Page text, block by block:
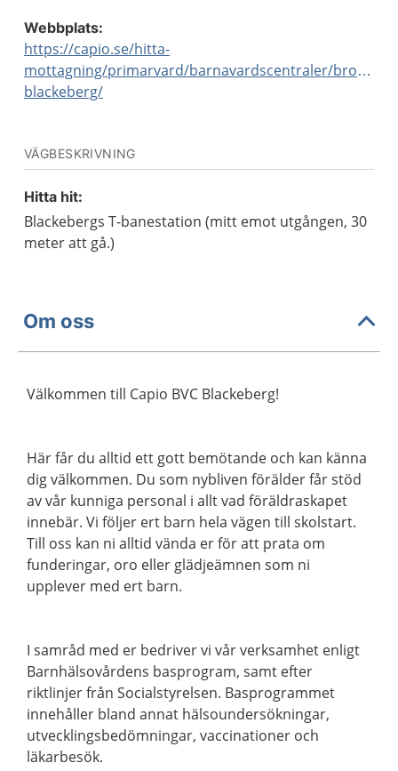
Webbplats:
https://capio.se/hitta-
mottagning/primarvard/barnavardscentraler/bromma-
blackeberg/
VÄGBESKRIVNING
Hitta hit:
Blackebergs T-banestation (mitt emot utgången, 30
meter att gå.)
Om oss
Välkommen till Capio BVC Blackeberg!
Här får du alltid ett gott bemötande och kan känna
dig välkommen. Du som nybliven förälder får stöd
av vår kunniga personal i allt vad föräldraskapet
innebär. Vi följer ert barn hela vägen till skolstart.
Till oss kan ni alltid vända er för att prata om
funderingar, oro eller glädjeämnen som ni
upplever med ert barn.
I samråd med er bedriver vi vår verksamhet enligt
Barnhälsovårdens basprogram, samt efter
riktlinjer från Socialstyrelsen. Basprogrammet
innehåller bland annat hälsoundersökningar,
utvecklingsbedömningar, vaccinationer och
läkarbesök.